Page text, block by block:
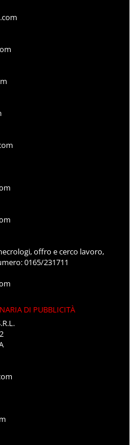
offro e cerco lavoro,
0165/231711
DI PUBBLICITÀ